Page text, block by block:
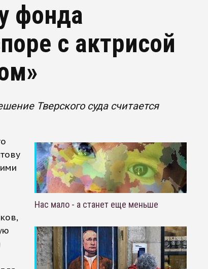
фонда
с актрисой
Тверского суда считается
Нас мало - а станет еще меньше